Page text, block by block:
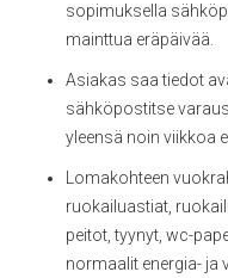
sopimuksella
mainttua eräpäivää.
Asiakas saa tiedot
sähköpostitse
yleensä noin viikkoa
Lomakohteen
ruokailuastiat,
peitot, tyynyt, wc-
normaalit energia- ja